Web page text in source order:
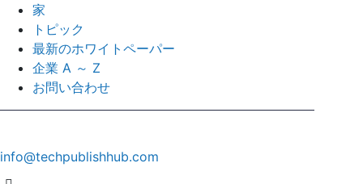
家
トピック
最新のホワイトペーパー
企業 A ～ Z
お問い合わせ
info@techpublishhub.com